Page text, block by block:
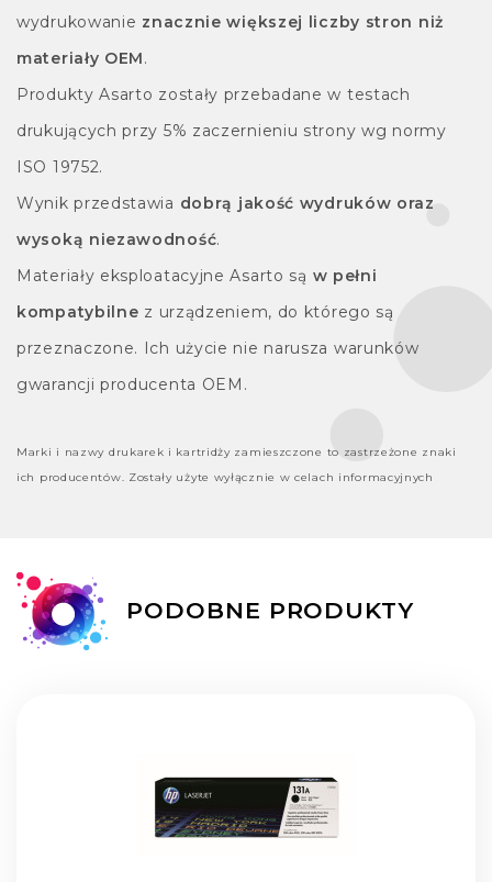
wydrukowanie znacznie większej liczby stron niż
materiały OEM.
Produkty Asarto zostały przebadane w testach
drukujących przy 5% zaczernieniu strony wg normy
ISO 19752.
Wynik przedstawia dobrą jakość wydruków oraz
wysoką niezawodność.
Materiały eksploatacyjne Asarto są w pełni
kompatybilne z urządzeniem, do którego są
przeznaczone. Ich użycie nie narusza warunków
gwarancji producenta OEM.
Marki i nazwy drukarek i kartridży zamieszczone to zastrzeżone znaki
ich producentów. Zostały użyte wyłącznie w celach informacyjnych
PODOBNE PRODUKTY